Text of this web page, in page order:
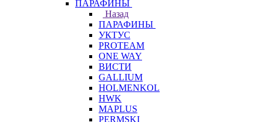
ПАРАФИНЫ
Назад
ПАРАФИНЫ
УКТУС
PROTEAM
ONE WAY
ВИСТИ
GALLIUM
HOLMENKOL
HWK
MAPLUS
PERMSKI